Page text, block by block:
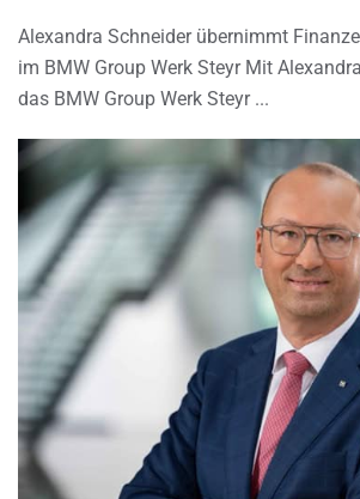
Alexandra Schneider übernimmt
im BMW Group Werk Steyr Mit
das BMW Group Werk Steyr